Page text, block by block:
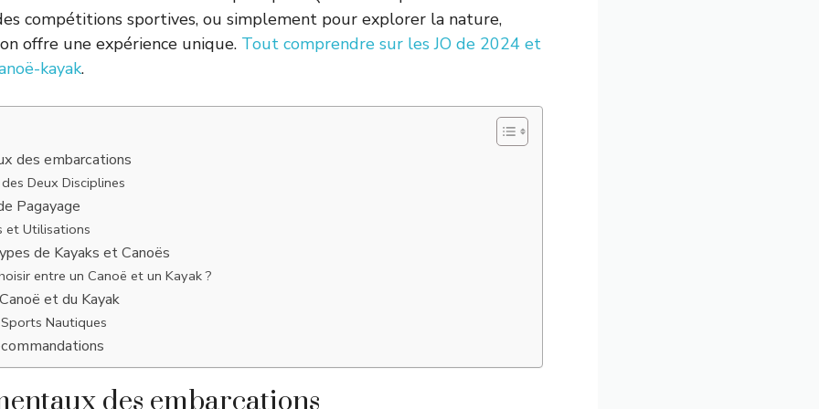
compétitions sportives, ou simplement pour explorer la nature,
offre une expérience unique. Tout comprendre sur les JO de 2024 et
kayak.
des embarcations
Deux Disciplines
Pagayage
et Utilisations
de Kayaks et Canoës
entre un Canoë et un Kayak ?
et du Kayak
Nautiques
des embarcations